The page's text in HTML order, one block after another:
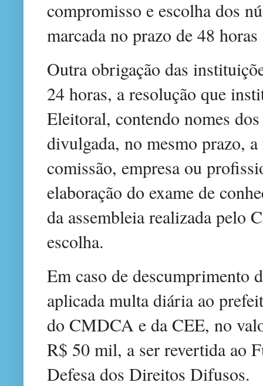
compromisso e escolha dos
marcada no prazo de 48
Outra obrigação das
24 horas, a resolução que
Eleitoral, contendo nomes
divulgada, no mesmo prazo,
comissão, empresa ou
elaboração do exame de
da assembleia realizada pelo
escolha.
Em caso de descumprimento
aplicada multa diária ao
do CMDCA e da CEE, no
R$ 50 mil, a ser revertida ao
Defesa dos Direitos Difusos.